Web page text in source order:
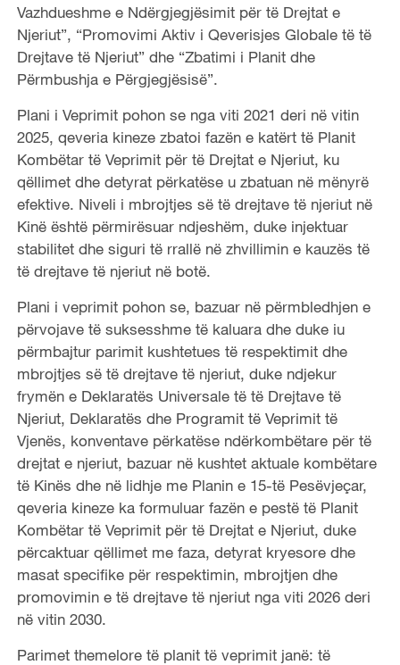
Vazhdueshme e Ndërgjegjësimit për të Drejtat e
Njeriut”, “Promovimi Aktiv i Qeverisjes Globale të të
Drejtave të Njeriut” dhe “Zbatimi i Planit dhe
Përmbushja e Përgjegjësisë”.
Plani i Veprimit pohon se nga viti 2021 deri në vitin
2025, qeveria kineze zbatoi fazën e katërt të Planit
Kombëtar të Veprimit për të Drejtat e Njeriut, ku
qëllimet dhe detyrat përkatëse u zbatuan në mënyrë
efektive. Niveli i mbrojtjes së të drejtave të njeriut në
Kinë është përmirësuar ndjeshëm, duke injektuar
stabilitet dhe siguri të rrallë në zhvillimin e kauzës të
të drejtave të njeriut në botë.
Plani i veprimit pohon se, bazuar në përmbledhjen e
përvojave të suksesshme të kaluara dhe duke iu
përmbajtur parimit kushtetues të respektimit dhe
mbrojtjes së të drejtave të njeriut, duke ndjekur
frymën e Deklaratës Universale të të Drejtave të
Njeriut, Deklaratës dhe Programit të Veprimit të
Vjenës, konventave përkatëse ndërkombëtare për të
drejtat e njeriut, bazuar në kushtet aktuale kombëtare
të Kinës dhe në lidhje me Planin e 15-të Pesëvjeçar,
qeveria kineze ka formuluar fazën e pestë të Planit
Kombëtar të Veprimit për të Drejtat e Njeriut, duke
përcaktuar qëllimet me faza, detyrat kryesore dhe
masat specifike për respektimin, mbrojtjen dhe
promovimin e të drejtave të njeriut nga viti 2026 deri
në vitin 2030.
Parimet themelore të planit të veprimit janë: të